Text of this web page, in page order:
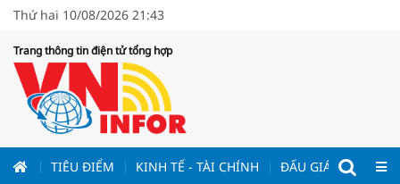
Thứ hai 10/08/2026 21:43
Trang thông tin điện tử tổng hợp
TIÊU ĐIỂM KINH TẾ - TÀI CHÍNH ĐẤU GIÁ - ĐẤU